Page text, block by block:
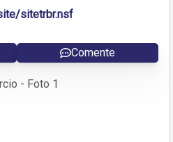
sitetrbr.nsf
Comente